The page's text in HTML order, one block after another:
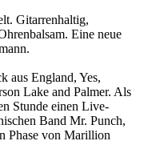
Gitarrenhaltig,
Eine neue
aus England, Yes,
Lake and Palmer. Als
Stunde einen Live-
Band Mr. Punch,
Phase von Marillion